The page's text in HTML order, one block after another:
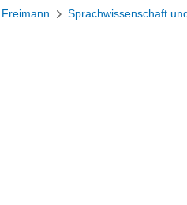
Freimann Sprachwissenschaft